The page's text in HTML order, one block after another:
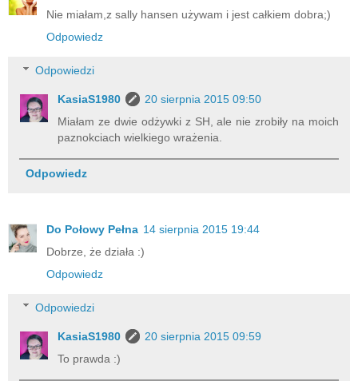
Nie miałam,z sally hansen używam i jest całkiem dobra;)
Odpowiedz
Odpowiedzi
KasiaS1980
20 sierpnia 2015 09:50
Miałam ze dwie odżywki z SH, ale nie zrobiły na moich
paznokciach wielkiego wrażenia.
Odpowiedz
Do Połowy Pełna 14 sierpnia 2015 19:44
Dobrze, że działa :)
Odpowiedz
Odpowiedzi
KasiaS1980
20 sierpnia 2015 09:59
To prawda :)